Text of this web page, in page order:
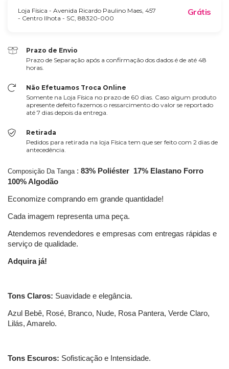
Loja Física - Avenida Ricardo Paulino Maes, 457
- Centro Ilhota - SC, 88320-000
Grátis
Prazo de Envio
Prazo de Separação após a confirmação dos dados é de até 48
horas.
Não Efetuamos Troca Online
Somente na Loja Física no prazo de 60 dias. Caso algum produto
apresente defeito fazemos o ressarcimento do valor se reportado
até 7 dias depois da entrega.
Retirada
Pedidos para retirada na loja Física tem que ser feito com 2 dias de
antecedência.
Composição Da Tanga : 83% Poliéster 17% Elastano Forro
100% Algodão
Economize comprando em grande quantidade!
Cada imagem representa uma peça.
Atendemos revendedores e empresas com entregas rápidas e
serviço de qualidade.
Adquira já!
Tons Claros: Suavidade e elegância.
Azul Bebê, Rosé, Branco, Nude, Rosa Pantera, Verde Claro,
Lilás, Amarelo.
Tons Escuros: Sofisticação e Intensidade.